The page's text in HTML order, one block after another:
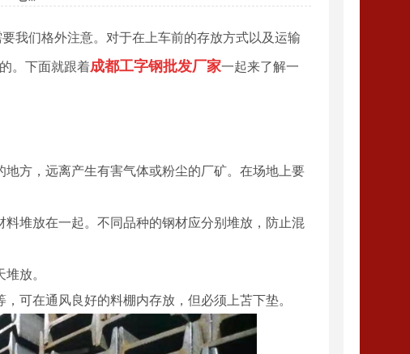
我们格外注意。对于在上车前的存放方式以及运输
。下面就跟着成都工字钢批发厂家一起来了解一
方，远离产生有害气体或粉尘的厂矿。在场地上要
堆放在一起。不同品种的钢材应分别堆放，防止混
放。
可在通风良好的料棚内存放，但必须上苫下垫。